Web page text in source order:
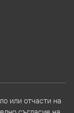
или отчасти на